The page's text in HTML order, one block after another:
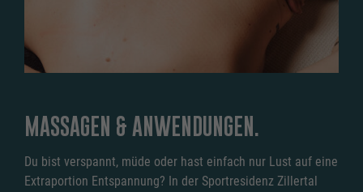
MASSAGEN & ANWENDUNGEN.
Du bist verspannt, müde oder hast einfach nur Lust auf eine
Extraportion Entspannung? In der Sportresidenz Zillertal